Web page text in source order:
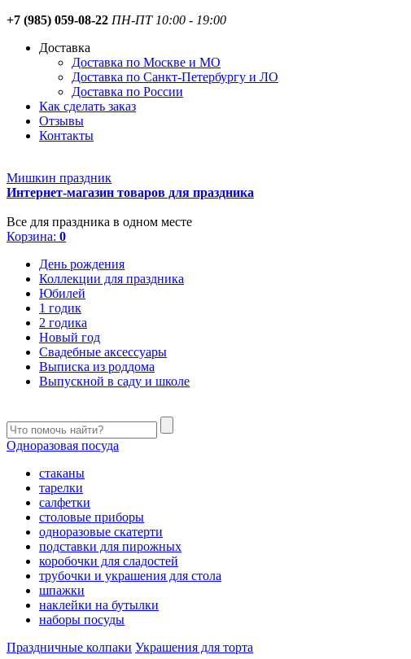
+7 (985) 059-08-22 ПН-ПТ 10:00 - 19:00
Доставка
Доставка по Москве и МО
Доставка по Санкт-Петербургу и ЛО
Доставка по России
Как сделать заказ
Отзывы
Контакты
Мишкин праздник
Интернет-магазин товаров для праздника
Все для праздника в одном месте
Корзина: 0
День рождения
Коллекции для праздника
Юбилей
1 годик
2 годика
Новый год
Свадебные аксессуары
Выписка из роддома
Выпускной в саду и школе
Одноразовая посуда
стаканы
тарелки
салфетки
столовые приборы
одноразовые скатерти
подставки для пирожных
коробочки для сладостей
трубочки и украшения для стола
шпажки
наклейки на бутылки
наборы посуды
Праздничные колпаки Украшения для торта